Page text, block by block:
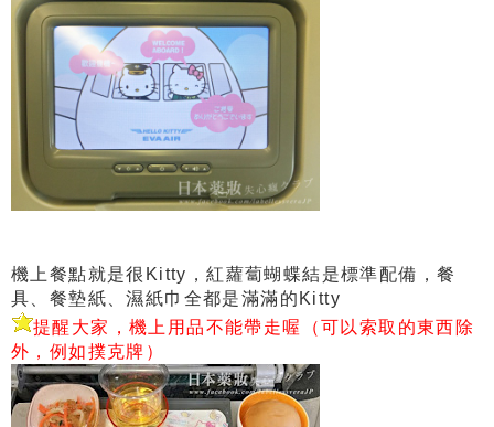
機上餐點就是很Kitty，紅蘿蔔蝴蝶結是標準配備，餐
具、餐墊紙、濕紙巾全都是滿滿的Kitty
提醒大家，機上用品不能帶走喔（可以索取的東西除
外， 例如撲克牌 ）